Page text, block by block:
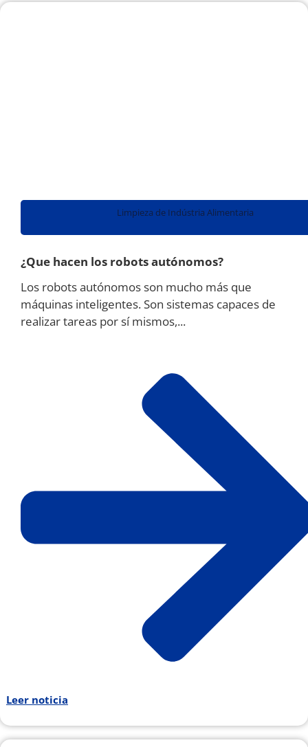
Limpieza de Indústria Alimentaria
¿Que hacen los robots autónomos?
Los robots autónomos son mucho más que
máquinas inteligentes. Son sistemas capaces de
realizar tareas por sí mismos,...
Leer noticia